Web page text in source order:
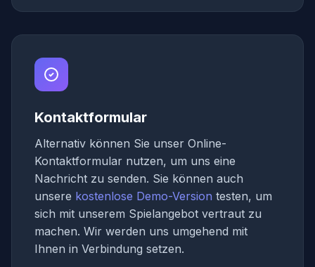
Kontaktformular
Alternativ können Sie unser Online-
Kontaktformular nutzen, um uns eine
Nachricht zu senden. Sie können auch
unsere kostenlose Demo-Version testen, um
sich mit unserem Spielangebot vertraut zu
machen. Wir werden uns umgehend mit
Ihnen in Verbindung setzen.